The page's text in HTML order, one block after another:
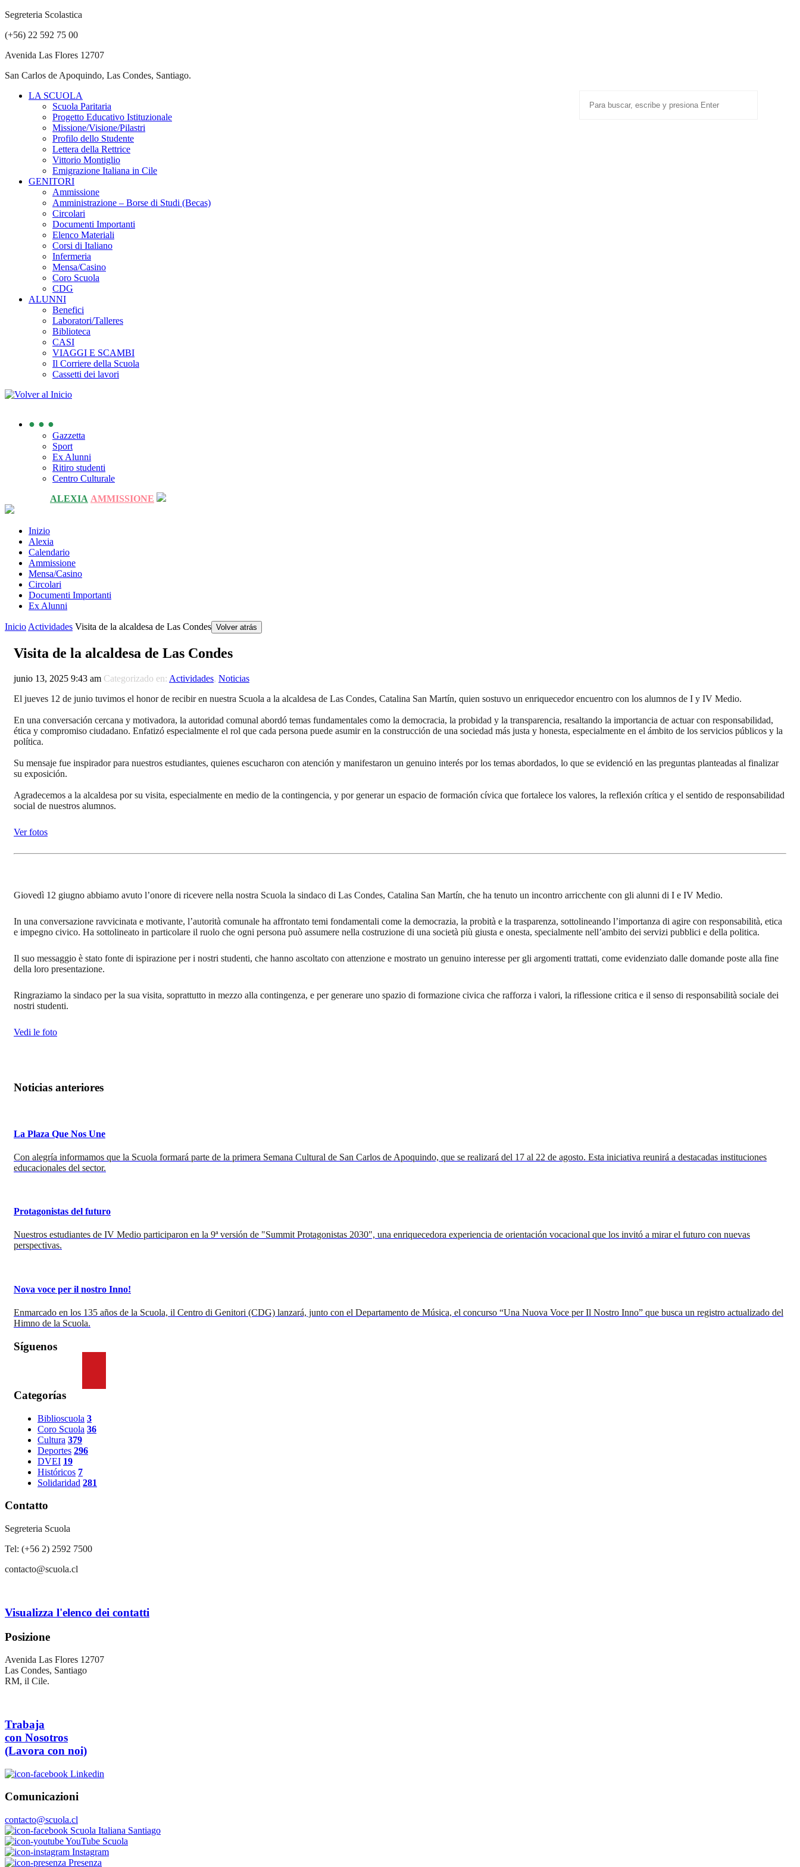
Segreteria Scolastica
(+56) 22 592 75 00
Avenida Las Flores 12707
San Carlos de Apoquindo, Las Condes, Santiago.
LA SCUOLA
Scuola Paritaria
Progetto Educativo Istituzionale
Missione/Visione/Pilastri
Profilo dello Studente
Lettera della Rettrice
Vittorio Montiglio
Emigrazione Italiana in Cile
GENITORI
Ammissione
Amministrazione – Borse di Studi (Becas)
Circolari
Documenti Importanti
Elenco Materiali
Corsi di Italiano
Infermeria
Mensa/Casino
Coro Scuola
CDG
ALUNNI
Benefici
Laboratori/Talleres
Biblioteca
CASI
VIAGGI E SCAMBI
Il Corriere della Scuola
Cassetti dei lavori
● ● ●
Gazzetta
Sport
Ex Alunni
Ritiro studenti
Centro Culturale
ALEXIA AMMISSIONE
Inizio
Alexia
Calendario
Ammissione
Mensa/Casino
Circolari
Documenti Importanti
Ex Alunni
Inicio Actividades Visita de la alcaldesa de Las Condes Volver atrás
Visita de la alcaldesa de Las Condes
junio 13, 2025 9:43 am Categorizado en: Actividades, Noticias
El jueves 12 de junio tuvimos el honor de recibir en nuestra Scuola a la alcaldesa de Las Condes, Catalina San Martín, quien sostuvo un enriquecedor encuentro con los alumnos de I y IV Medio.
En una conversación cercana y motivadora, la autoridad comunal abordó temas fundamentales como la democracia, la probidad y la transparencia, resaltando la importancia de actuar con responsabilidad,
ética y compromiso ciudadano. Enfatizó especialmente el rol que cada persona puede asumir en la construcción de una sociedad más justa y honesta, especialmente en el ámbito de los servicios públicos y la
política.
Su mensaje fue inspirador para nuestros estudiantes, quienes escucharon con atención y manifestaron un genuino interés por los temas abordados, lo que se evidenció en las preguntas planteadas al finalizar
su exposición.
Agradecemos a la alcaldesa por su visita, especialmente en medio de la contingencia, y por generar un espacio de formación cívica que fortalece los valores, la reflexión crítica y el sentido de responsabilidad
social de nuestros alumnos.
Ver fotos
Giovedì 12 giugno abbiamo avuto l’onore di ricevere nella nostra Scuola la sindaco di Las Condes, Catalina San Martín, che ha tenuto un incontro arricchente con gli alunni di I e IV Medio.
In una conversazione ravvicinata e motivante, l’autorità comunale ha affrontato temi fondamentali come la democrazia, la probità e la trasparenza, sottolineando l’importanza di agire con responsabilità, etica
e impegno civico. Ha sottolineato in particolare il ruolo che ogni persona può assumere nella costruzione di una società più giusta e onesta, specialmente nell’ambito dei servizi pubblici e della politica.
Il suo messaggio è stato fonte di ispirazione per i nostri studenti, che hanno ascoltato con attenzione e mostrato un genuino interesse per gli argomenti trattati, come evidenziato dalle domande poste alla fine
della loro presentazione.
Ringraziamo la sindaco per la sua visita, soprattutto in mezzo alla contingenza, e per generare uno spazio di formazione civica che rafforza i valori, la riflessione critica e il senso di responsabilità sociale dei
nostri studenti.
Vedi le foto
Noticias anteriores
La Plaza Que Nos Une
Con alegría informamos que la Scuola formará parte de la primera Semana Cultural de San Carlos de Apoquindo, que se realizará del 17 al 22 de agosto. Esta iniciativa reunirá a destacadas instituciones
educacionales del sector.
Protagonistas del futuro
Nuestros estudiantes de IV Medio participaron en la 9ª versión de "Summit Protagonistas 2030", una enriquecedora experiencia de orientación vocacional que los invitó a mirar el futuro con nuevas
perspectivas.
Nova voce per il nostro Inno!
Enmarcado en los 135 años de la Scuola, il Centro di Genitori (CDG) lanzará, junto con el Departamento de Música, el concurso “Una Nuova Voce per Il Nostro Inno” que busca un registro actualizado del
Himno de la Scuola.
Síguenos
Categorías
Biblioscuola 3
Coro Scuola 36
Cultura 379
Deportes 296
DVEI 19
Históricos 7
Solidaridad 281
Contatto
Segreteria Scuola
Tel: (+56 2) 2592 7500
contacto@scuola.cl
Visualizza l'elenco dei contatti
Posizione
Avenida Las Flores 12707
Las Condes, Santiago
RM, il Cile.
Trabaja
con Nosotros
(Lavora con noi)
Linkedin
Comunicazioni
contacto@scuola.cl
Scuola Italiana Santiago
YouTube Scuola
Instagram
Presenza